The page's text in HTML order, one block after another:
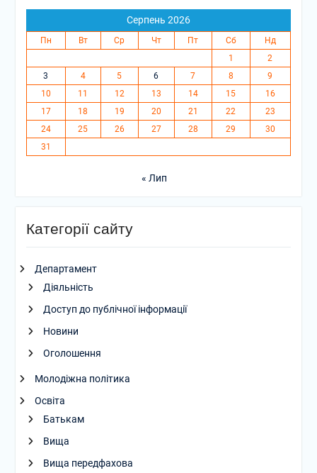
Серпень 2026
Пн Вт Ср Чт Пт Сб
Нд
1
2
3
4 5 6 7 8
9
10
11 12 13 14 15
16
17
18 19 20 21 22
23
24
25 26 27 28 29
30
31
« Лип
Категорії сайту
Департамент
Діяльність
Доступ до публічної інформації
Новини
Оголошення
Молодіжна політика
Освіта
Батькам
Вища
Вища передфахова